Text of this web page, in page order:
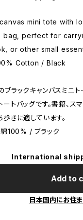
mini tote with
bag, perfect for
or other small
Cotton / Black
ブラックキャンバスミニト
トバッグです。書籍、ス
歩きに適しています。
綿100% / ブラック
International
Add to
日本国内にお住